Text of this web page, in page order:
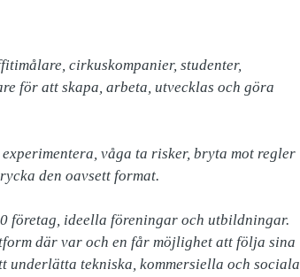
cirkuskompanier, studenter,
för att skapa, arbeta, utvecklas och göra
våga ta risker, bryta mot regler
den oavsett format.
företag, ideella föreningar och utbildningar.
där var och en får möjlighet att följa sina
underlätta tekniska, kommersiella och sociala